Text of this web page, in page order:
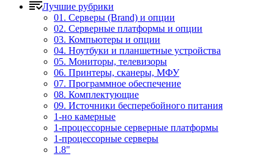
Лучшие рубрики
01. Серверы (Brand) и опции
02. Серверные платформы и опции
03. Компьютеры и опции
04. Ноутбуки и планшетные устройства
05. Мониторы, телевизоры
06. Принтеры, сканеры, МФУ
07. Программное обеспечение
08. Комплектующие
09. Источники бесперебойного питания
1-но камерные
1-процессорные серверные платформы
1-процессорные серверы
1.8"